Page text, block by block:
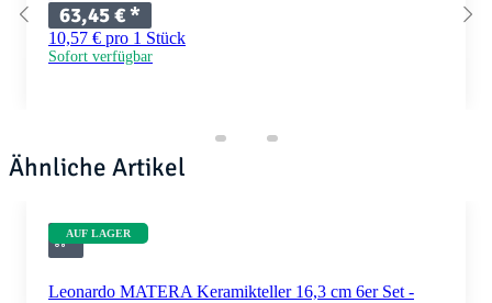
63,45 €*
10,57 € pro 1 Stück
Sofort verfügbar
Ähnliche Artikel
AUF LAGER
Leonardo MATERA Keramikteller 16,3 cm 6er Set -